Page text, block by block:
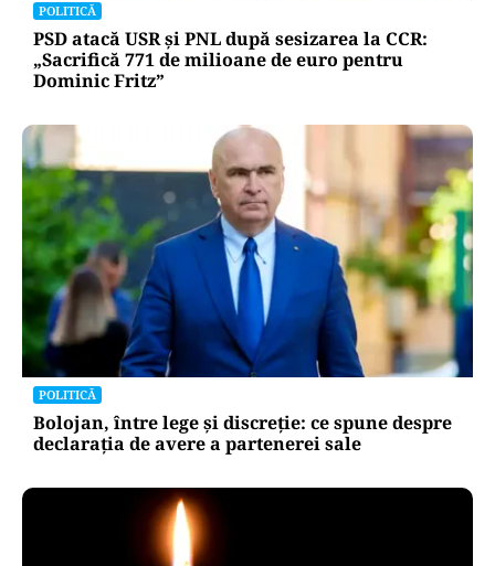
POLITICĂ
PSD atacă USR și PNL după sesizarea la CCR:
„Sacrifică 771 de milioane de euro pentru
Dominic Fritz”
POLITICĂ
Bolojan, între lege și discreție: ce spune despre
declarația de avere a partenerei sale